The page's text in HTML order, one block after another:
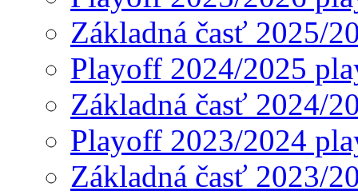
Základná časť 2025/
Playoff 2024/2025
Základná časť 2024/
Playoff 2023/2024
Základná časť 2023/